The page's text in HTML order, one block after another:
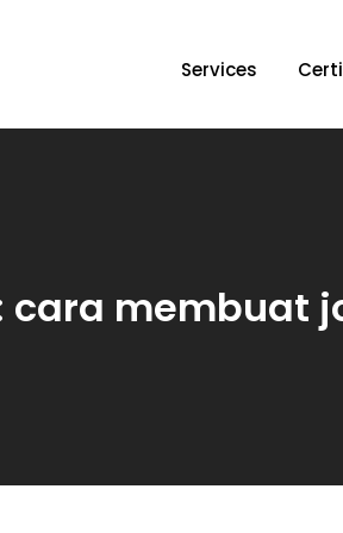
Services
cara membuat